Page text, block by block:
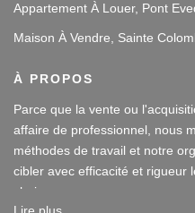
Appartement À Louer, Pont
Maison À Vendre, Sainte
À PROPOS
Parce que la vente ou
affaire de professionnel, nous
méthodes de travail et notre
cibler avec efficacité et rigueur
choix.